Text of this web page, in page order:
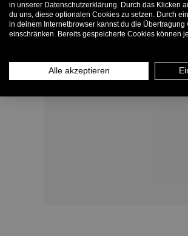
in unserer Datenschutzerklärung. Durch das Klicken
du uns, diese optionalen Cookies zu setzen. Durch
in deinem Internetbrowser kannst du die
einschränken. Bereits gespeicherte Cookies können
Alle akzeptieren